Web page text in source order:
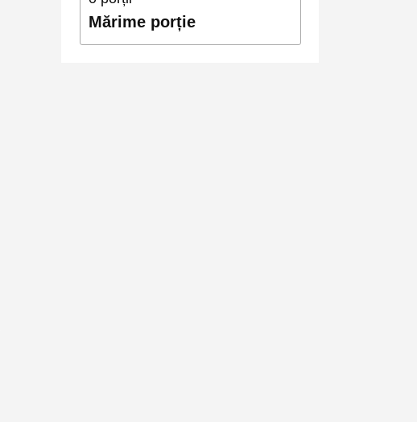
Mărime porție